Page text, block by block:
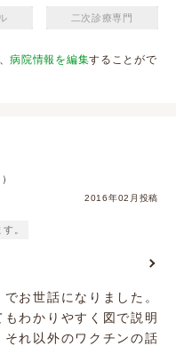
二次診療専門
病院情報を編集することがで
2016年02月投稿
。
お世話になりました。
わかりやすく図で説明
れ以外のワクチンの話